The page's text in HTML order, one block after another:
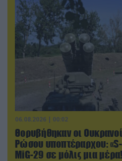
06.08.2026 | 00:02
Θορυβήθηκαν οι
Ρώσου υποπτέραρχου:
MiG-29 σε μόλις μια